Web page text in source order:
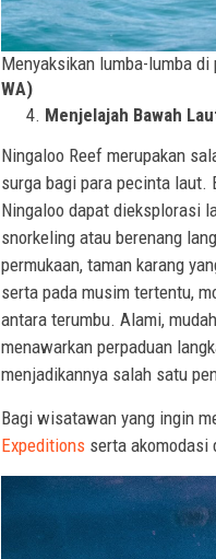
Menyaksikan lumba-lumba
WA)
Menjelajah Bawah
Ningaloo Reef merupakan
surga bagi para pecinta laut.
Ningaloo dapat dieksplorasi
snorkeling atau berenang
permukaan, taman karang
serta pada musim tertentu,
antara terumbu. Alami,
menawarkan perpaduan
menjadikannya salah satu
Bagi wisatawan yang ingin
Expeditions serta akomodasi